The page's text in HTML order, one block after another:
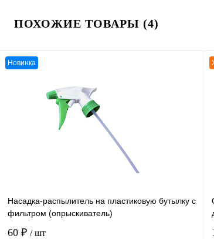
ПОХОЖИЕ ТОВАРЫ (4)
Новинка
Насадка-распылитель на пластиковую бутылку с
фильтром (опрыскиватель)
60 ₽ / шт